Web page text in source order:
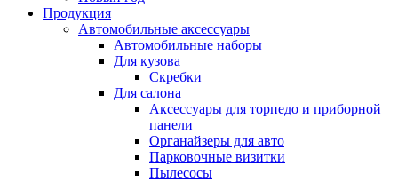
Продукция
Автомобильные аксессуары
Автомобильные наборы
Для кузова
Скребки
Для салона
Аксессуары для торпедо и приборной
панели
Органайзеры для авто
Парковочные визитки
Пылесосы